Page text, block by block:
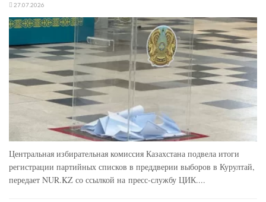
27.07.2026
Центральная избирательная комиссия Казахстана подвела итоги
регистрации партийных списков в преддверии выборов в Курултай,
передает NUR.KZ со ссылкой на пресс-службу ЦИК....